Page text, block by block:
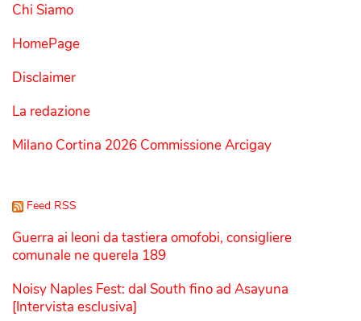
Chi Siamo
HomePage
Disclaimer
La redazione
Milano Cortina 2026 Commissione Arcigay
Feed RSS
Guerra ai leoni da tastiera omofobi, consigliere
comunale ne querela 189
Noisy Naples Fest: dal South fino ad Asayuna
[Intervista esclusiva]